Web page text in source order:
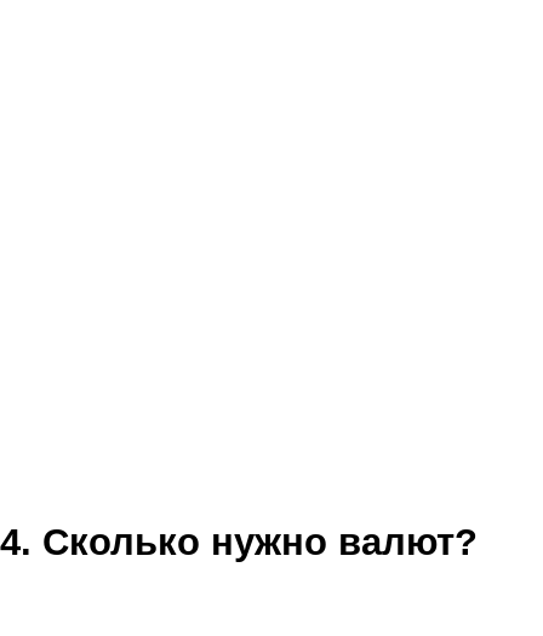
4. Сколько нужно валют?